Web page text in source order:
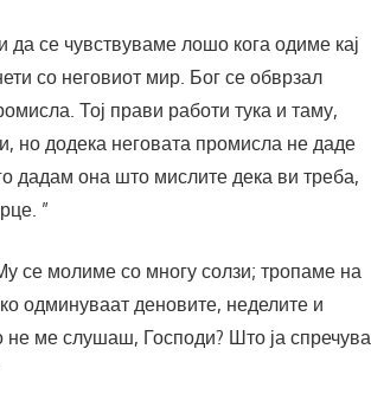
се чувствуваме лошо кога одиме кај
со неговиот мир. Бог се обврзал
Тој прави работи тука и таму,
но додека неговата промисла не даде
дадам она што мислите дека ви треба,
”
се молиме со многу солзи; тропаме на
одминуваат деновите, неделите и
ме слушаш, Господи? Што ја спречува